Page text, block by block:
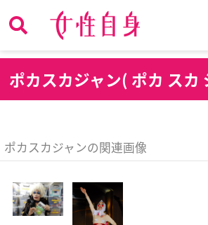
ポカスカジャン( ポカ スカ
ポカスカジャンの関連画像